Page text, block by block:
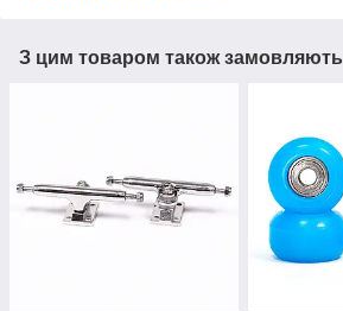
З цим товаром також замовляють